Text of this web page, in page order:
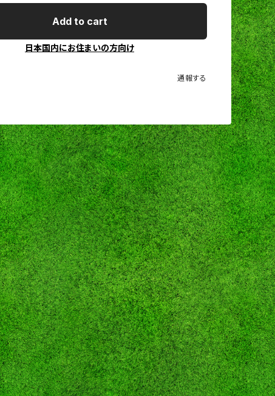
Add to cart
日本国内にお住まいの方向け
通報する